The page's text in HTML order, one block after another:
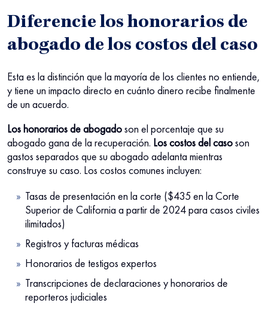
Diferencie los honorarios de
abogado de los costos del caso
Esta es la distinción que la mayoría de los clientes no entiende,
y tiene un impacto directo en cuánto dinero recibe finalmente
de un acuerdo.
Los honorarios de abogadoson el porcentaje que su
abogado gana de la recuperación. Los costos del casoson
gastos separados que su abogado adelanta mientras
construye su caso. Los costos comunes incluyen:
Tasas de presentación en la corte ($435 en la Corte
Superior de California a partir de 2024 para casos civiles
ilimitados)
Registros y facturas médicas
Honorarios de testigos expertos
Transcripciones de declaraciones y honorarios de
reporteros judiciales